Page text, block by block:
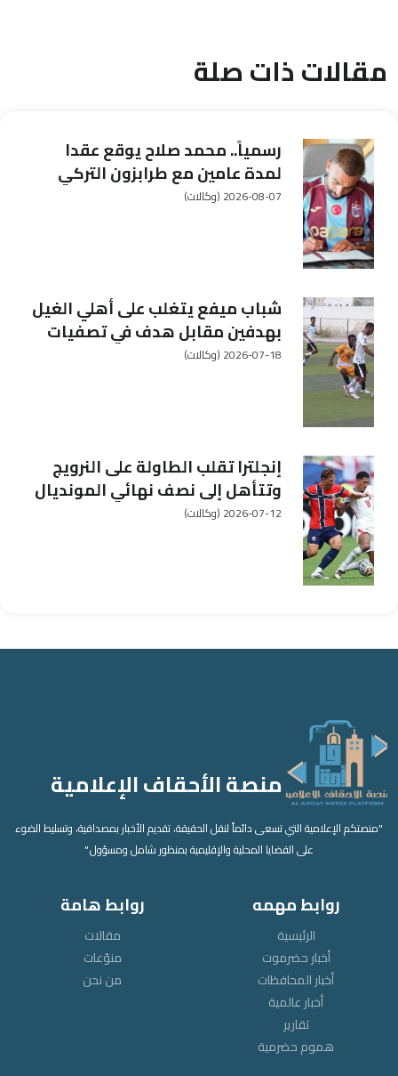
مقالات ذات صلة
رسمياً.. محمد صلاح يوقع عقدا
لمدة عامين مع طرابزون التركي
2026-08-07 (وكالات)
شباب ميفع يتغلب على أهلي الغيل
بهدفين مقابل هدف في تصفيات
أندية الثالثة
2026-07-18 (وكالات)
إنجلترا تقلب الطاولة على النرويج
وتتأهل إلى نصف نهائي المونديال
2026-07-12 (وكالات)
منصة الأحقاف الإعلامية
"منصتكم الإعلامية التي تسعى دائماً لنقل الحقيقة، تقديم الأخبار بمصداقية، وتسليط الضوء
على القضايا المحلية والإقليمية بمنظور شامل ومسؤول."
روابط مهمه
الرئيسية
أخبار حضرموت
أخبار المحافظات
أخبار عالمية
تقارير
هموم حضرمية
روابط هامة
مقالات
منوّعات
من نحن